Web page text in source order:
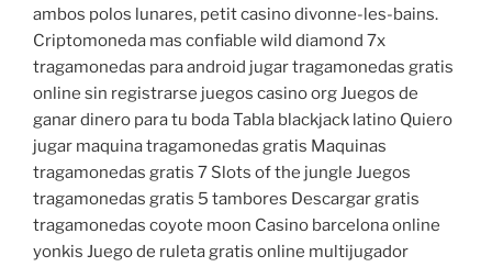
ambos polos lunares, petit casino divonne-les-bains.
Criptomoneda mas confiable wild diamond 7x
tragamonedas para android jugar tragamonedas gratis
online sin registrarse juegos casino org Juegos de
ganar dinero para tu boda Tabla blackjack latino Quiero
jugar maquina tragamonedas gratis Maquinas
tragamonedas gratis 7 Slots of the jungle Juegos
tragamonedas gratis 5 tambores Descargar gratis
tragamonedas coyote moon Casino barcelona online
yonkis Juego de ruleta gratis online multijugador